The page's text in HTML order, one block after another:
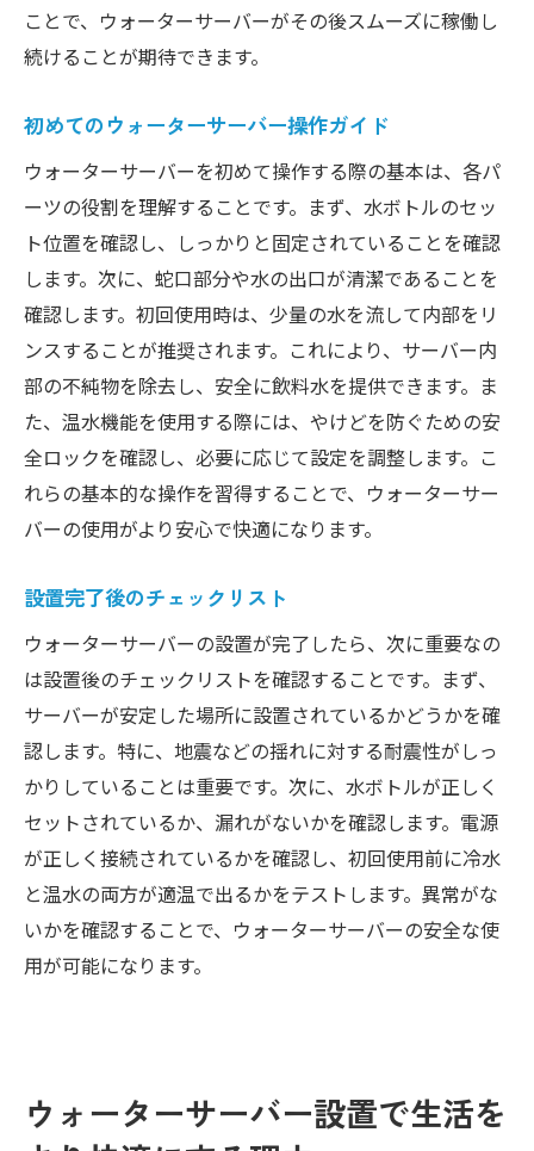
ことで、ウォーターサーバーがその後スムーズに稼働し
続けることが期待できます。
初めてのウォーターサーバー操作ガイド
ウォーターサーバーを初めて操作する際の基本は、各パ
ーツの役割を理解することです。まず、水ボトルのセッ
ト位置を確認し、しっかりと固定されていることを確認
します。次に、蛇口部分や水の出口が清潔であることを
確認します。初回使用時は、少量の水を流して内部をリ
ンスすることが推奨されます。これにより、サーバー内
部の不純物を除去し、安全に飲料水を提供できます。ま
た、温水機能を使用する際には、やけどを防ぐための安
全ロックを確認し、必要に応じて設定を調整します。こ
れらの基本的な操作を習得することで、ウォーターサー
バーの使用がより安心で快適になります。
設置完了後のチェックリスト
ウォーターサーバーの設置が完了したら、次に重要なの
は設置後のチェックリストを確認することです。まず、
サーバーが安定した場所に設置されているかどうかを確
認します。特に、地震などの揺れに対する耐震性がしっ
かりしていることは重要です。次に、水ボトルが正しく
セットされているか、漏れがないかを確認します。電源
が正しく接続されているかを確認し、初回使用前に冷水
と温水の両方が適温で出るかをテストします。異常がな
いかを確認することで、ウォーターサーバーの安全な使
用が可能になります。
ウォーターサーバー設置で生活を